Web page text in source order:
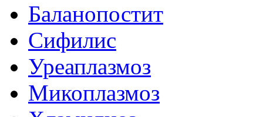
Баланопостит
Сифилис
Уреаплазмоз
Микоплазмоз